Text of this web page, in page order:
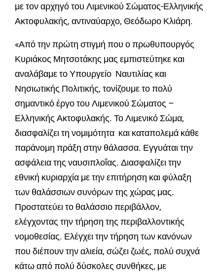
με τον αρχηγό του Λιμενικού Σώματος-Ελληνικής
Ακτοφυλακής, αντιναύαρχο, Θεόδωρο Κλιάρη.
«Από την πρώτη στιγμή που ο πρωθυπουργός
Κυριάκος Μητσοτάκης μας εμπιστεύτηκε και
αναλάβαμε το Υπουργείο Ναυτιλίας και
Νησιωτικής Πολιτικής, τονίζουμε το πολύ
σημαντικό έργο του Λιμενικού Σώματος –
Ελληνικής Ακτοφυλακής. Το Λιμενικό Σώμα,
διασφαλίζει τη νομιμότητα και καταπολεμά κάθε
παράνομη πράξη στην θάλασσα. Εγγυάται την
ασφάλεια της ναυσιπλοΐας. Διασφαλίζει την
εθνική κυριαρχία με την επιτήρηση και φύλαξη
των θαλάσσιων συνόρων της χώρας μας.
Προστατεύει το θαλάσσιο περιβάλλον,
ελέγχοντας την τήρηση της περιβαλλοντικής
νομοθεσίας. Ελέγχει την τήρηση των κανόνων
που διέπουν την αλιεία, σώζει ζωές, πολύ συχνά
κάτω από πολύ δύσκολες συνθήκες, με